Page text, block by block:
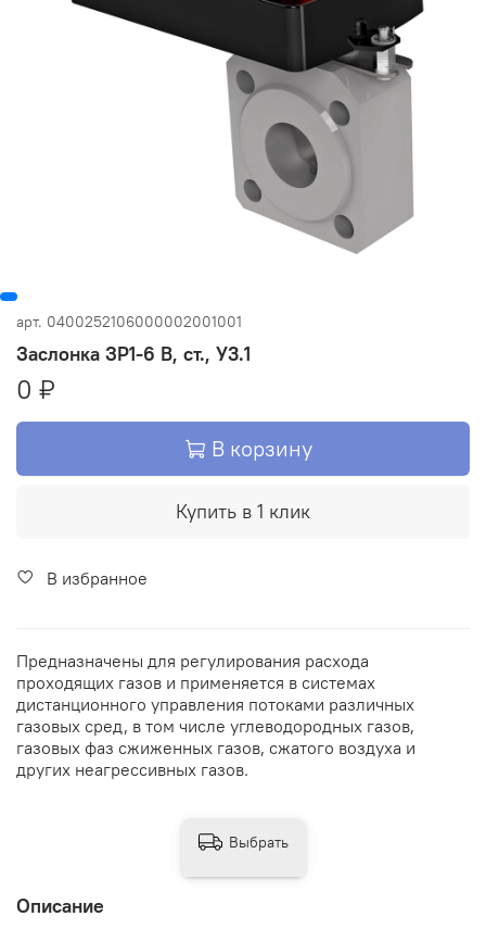
арт. 0400252106000002001001
Заслонка ЗР1-6 В, ст., У3.1
0 ₽
В корзину
Купить в 1 клик
В избранное
Предназначены для регулирования расхода
проходящих газов и применяется в системах
дистанционного управления потоками различных
газовых сред, в том числе углеводородных газов,
газовых фаз сжиженных газов, сжатого воздуха и
других неагрессивных газов.
Описание
Выбрать